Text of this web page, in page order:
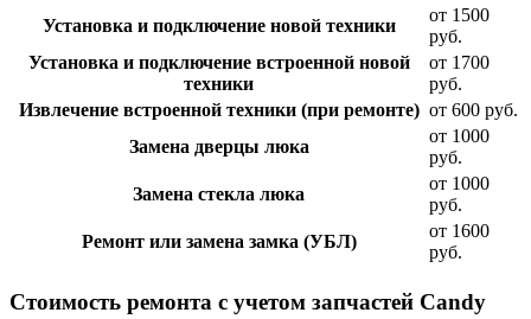
Установка и подключение новой техники
от 1500
руб.
Установка и подключение встроенной новой
техники
от 1700
руб.
Извлечение встроенной техники (при ремонте) от 600 руб.
Замена дверцы люка
от 1000
руб.
Замена стекла люка
от 1000
руб.
Ремонт или замена замка (УБЛ)
от 1600
руб.
Стоимость ремонта с учетом запчастей Candy